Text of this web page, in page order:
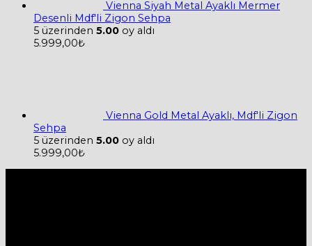
Vienna Siyah Metal Ayaklı Mermer
Desenli Mdf'li Zigon Sehpa
5 üzerinden 5.00 oy aldı
5.999,00₺
Vienna Gold Metal Ayaklı, Mdf'li Zigon
Sehpa
5 üzerinden 5.00 oy aldı
5.999,00₺